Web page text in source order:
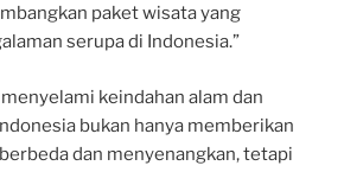
paket wisata yang
serupa di Indonesia.”
keindahan alam dan
bukan hanya memberikan
dan menyenangkan, tetapi